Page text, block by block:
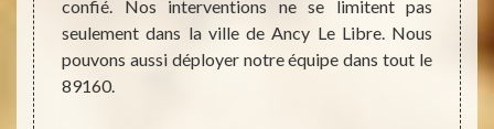
Si
à
confié. Nos interventions ne se limitent pas
seulement dans la ville de Ancy Le Libre. Nous
pouvons aussi déployer notre équipe dans tout le
89160.
du
soit,
que